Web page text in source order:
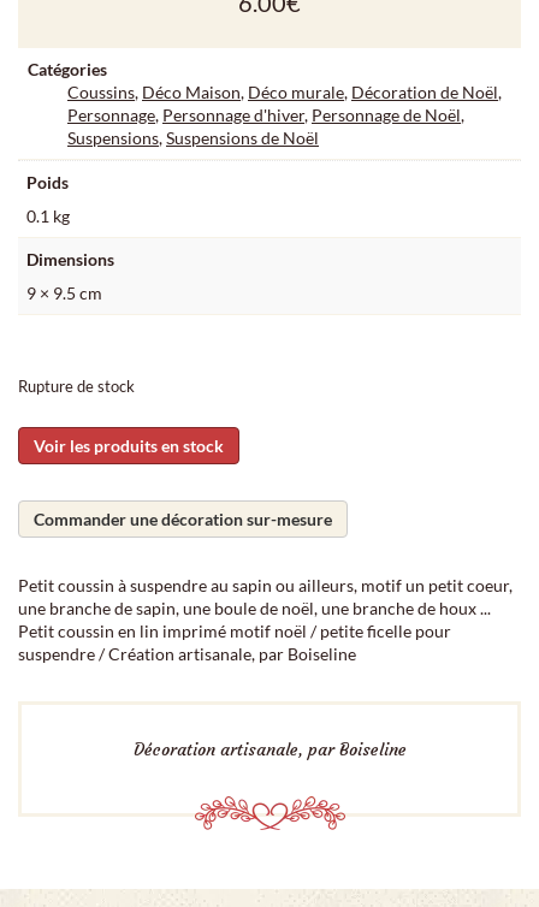
Catégories
Coussins, Déco Maison, Déco murale, Décoration de Noël,
Personnage, Personnage d'hiver, Personnage de Noël,
Suspensions,Suspensions de Noël
Poids
0.1 kg
Dimensions
9 × 9.5 cm
Rupture de stock
Voir les produits en stock
Commander une décoration sur-mesure
Petit coussin à suspendre au sapin ou ailleurs, motif un petit coeur,
une branche de sapin, une boule de noël, une branche de houx ...
Petit coussin en lin imprimé motif noël / petite ficelle pour
suspendre / Création artisanale, par Boiseline
Décoration artisanale, par Boiseline